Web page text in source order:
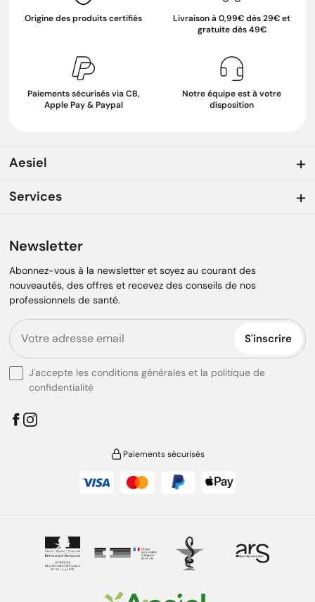
Origine des produits certifiés
Livraison à 0,99€ dès 29€ et
gratuite dès 49€
Paiements sécurisés via CB,
Apple Pay & Paypal
Notre équipe est à votre
disposition
Aesiel
Services
Newsletter
Abonnez-vous à la newsletter et soyez au courant des
nouveautés, des offres et recevez des conseils de nos
professionnels de santé.
S'inscrire
J'accepte les conditions générales et la politique de
confidentialité
Paiements sécurisés